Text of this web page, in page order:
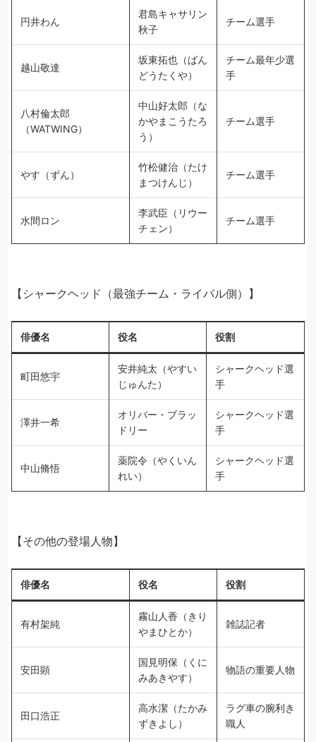
円井わん
君島キャサリン
秋子
チーム選手
越山敬達
坂東拓也（ばん
どうたくや）
チーム最年少選
手
八村倫太郎
（WATWING）
中山好太郎（な
かやまこうたろ
う）
チーム選手
やす（ずん）
竹松健治（たけ
まつけんじ）
チーム選手
水間ロン
李武臣（リウー
チェン）
チーム選手
【シャークヘッド（最強チーム・ライバル側）】
俳優名 役名 役割
町田悠宇
安井純太（やすい
じゅんた）
シャークヘッド選
手
澤井一希
オリバー・ブラッ
ドリー
シャークヘッド選
手
中山脩悟
薬院令（やくいん
れい）
シャークヘッド選
手
【その他の登場人物】
俳優名 役名 役割
有村架純
霧山人香（きり
やまひとか）
雑誌記者
安田顕
国見明保（くに
みあきやす）
物語の重要人物
田口浩正
高水潔（たかみ
ずきよし）
ラグ車の腕利き
職人